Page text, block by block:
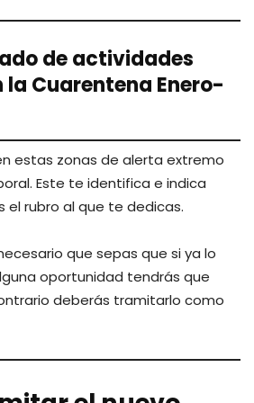
de actividades
Cuarentena Enero-
estas zonas de alerta extremo
Este te identifica e indica
rubro al que te dedicas.
que sepas que si ya lo
oportunidad tendrás que
deberás tramitarlo como